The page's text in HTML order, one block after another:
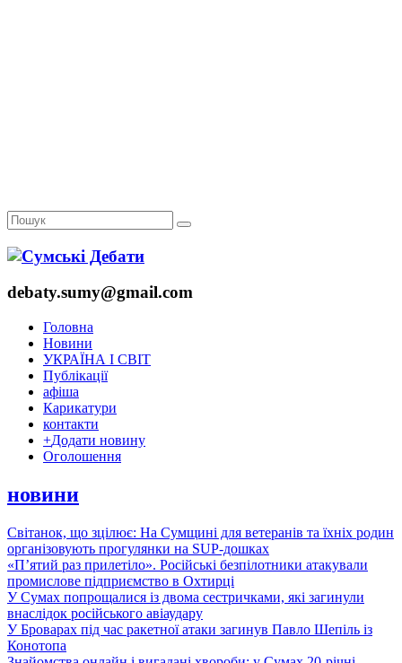
debaty.sumy@gmail.com
Головна
Новини
УКРАЇНА І СВІТ
Публікації
афіша
Карикатури
контакти
+Додати новину
Оголошення
новини
Світанок, що зцілює: На Сумщині для ветеранів та їхніх родин
організовують прогулянки на SUP-дошках
«П’ятий раз прилетіло». Російські безпілотники атакували
промислове підприємство в Охтирці
У Сумах попрощалися із двома сестричками, які загинули
внаслідок російського авіаудару
У Броварах під час ракетної атаки загинув Павло Шепіль із
Конотопа